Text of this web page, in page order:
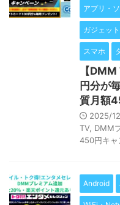
アプリ・
ガジェッ
スマホ
【
円分が
質月額
2025/
TV, DMM
450円キャ
Android